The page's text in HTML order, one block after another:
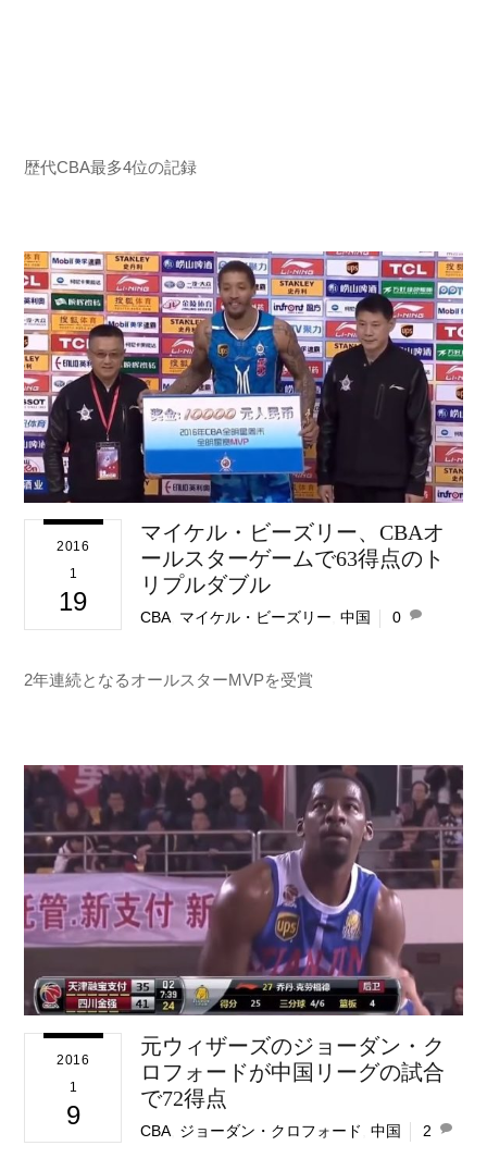
歴代CBA最多4位の記録
2016
1
19
マイケル・ビーズリー、CBAオ
ールスターゲームで63得点のト
リプルダブル
CBA, マイケル・ビーズリー ,中国 0
2年連続となるオールスターMVPを受賞
2016
1
9
元ウィザーズのジョーダン・ク
ロフォードが中国リーグの試合
で72得点
CBA ジョーダン・クロフォード ,中国 2